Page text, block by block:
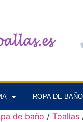
ROPA DE BAÑO
de baño / Toallas